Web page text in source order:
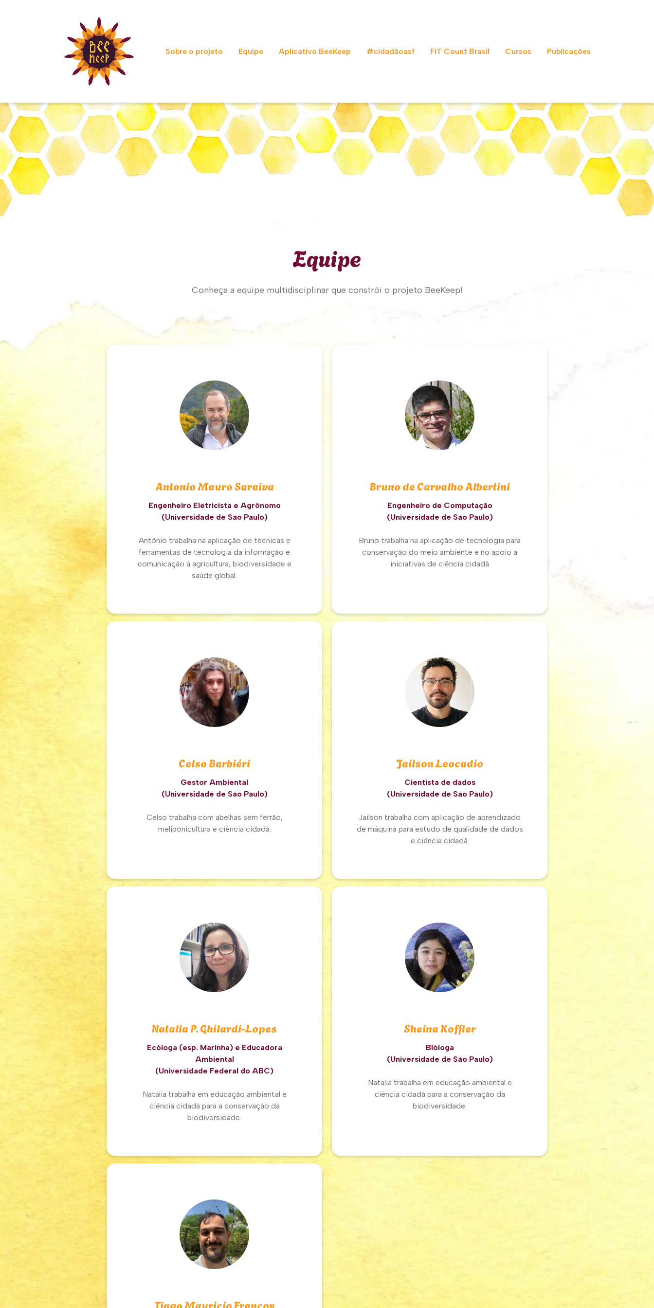
Sobre o projeto Equipe Aplicativo BeeKeep #cidadãoasf FIT Count Brasil Cursos Publicações
Equipe
Conheça a equipe multidisciplinar que constrói o projeto BeeKeep!
Antonio Mauro Saraiva
Engenheiro Eletricista e Agrônomo
(Universidade de São Paulo)
Antônio trabalha na aplicação de técnicas e
ferramentas de tecnologia da informação e
comunicação à agricultura, biodiversidade e
saúde global.
Bruno de Carvalho Albertini
Engenheiro de Computação
(Universidade de São Paulo)
Bruno trabalha na aplicação de tecnologia para
conservação do meio ambiente e no apoio a
iniciativas de ciência cidadã
Celso Barbiéri
Gestor Ambiental
(Universidade de São Paulo)
Celso trabalha com abelhas sem ferrão,
meliponicultura e ciência cidadã.
Jailson Leocadio
Cientista de dados
(Universidade de São Paulo)
Jailson trabalha com aplicação de aprendizado
de máquina para estudo de qualidade de dados
e ciência cidadã.
Natalia P. Ghilardi-Lopes
Ecóloga (esp. Marinha) e Educadora
Ambiental
(Universidade Federal do ABC)
Natalia trabalha em educação ambiental e
ciência cidadã para a conservação da
biodiversidade.
Sheina Koffler
Bióloga
(Universidade de São Paulo)
Natalia trabalha em educação ambiental e
ciência cidadã para a conservação da
biodiversidade.
Tiago Mauricio Francoy